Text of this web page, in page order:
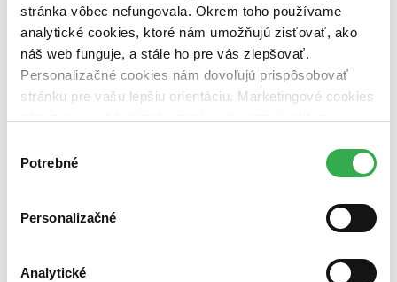
stránka vôbec nefungovala. Okrem toho používame
analytické cookies, ktoré nám umožňujú zisťovať, ako
náš web funguje, a stále ho pre vás zlepšovať.
Personalizačné cookies nám dovoľujú prispôsobovať
stránku pre vašu lepšiu orientáciu. Marketingové cookies
nám pomohlo, keby sme mohli používať všetky tieto
súhlasu
Potrebné
Personalizačné
Analytické